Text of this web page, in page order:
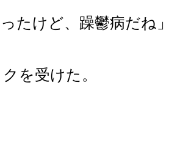
ったけど、躁鬱病だね
を受けた。